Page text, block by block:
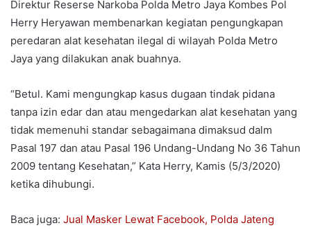
Direktur Reserse Narkoba Polda Metro Jaya Kombes Pol
Herry Heryawan membenarkan kegiatan pengungkapan
peredaran alat kesehatan ilegal di wilayah Polda Metro
Jaya yang dilakukan anak buahnya.
“Betul. Kami mengungkap kasus dugaan tindak pidana
tanpa izin edar dan atau mengedarkan alat kesehatan yang
tidak memenuhi standar sebagaimana dimaksud dalm
Pasal 197 dan atau Pasal 196 Undang-Undang No 36 Tahun
2009 tentang Kesehatan,” Kata Herry, Kamis (5/3/2020)
ketika dihubungi.
Baca juga: Jual Masker Lewat Facebook, Polda Jateng